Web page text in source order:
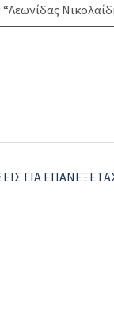
ΓΙΑ